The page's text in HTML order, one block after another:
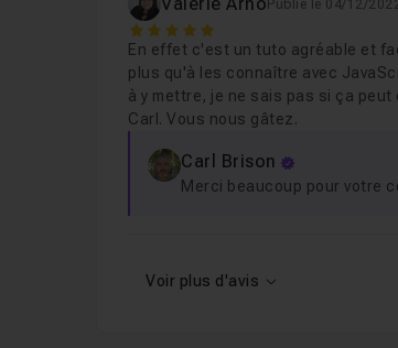
Publié le 04/12/
5
En effet c'est un tuto agréable et
plus qu'à les connaître avec
à y mettre, je ne sais pas si ça
Carl. Vous nous gâtez.
Carl Brison
Merci beaucoup pour votre
Voir plus d'avis